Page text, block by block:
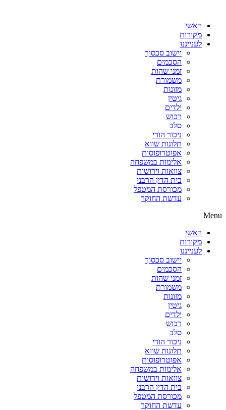
ראשי
מקורות
לענייננו
יישוב סכסוך
הסכמים
זמני שהות
משמורת
מזונות
גיטין
ילדים
רכוש
סלב
ניכור הורי
תלונות שווא
אפוטרופוסות
אלימות במשפחה
צוואות וירושות
בית הדין הרבני
מכורסת המטפל
עדשת החוקר
Menu
ראשי
מקורות
לענייננו
יישוב סכסוך
הסכמים
זמני שהות
משמורת
מזונות
גיטין
ילדים
רכוש
סלב
ניכור הורי
תלונות שווא
אפוטרופוסות
אלימות במשפחה
צוואות וירושות
בית הדין הרבני
מכורסת המטפל
עדשת החוקר